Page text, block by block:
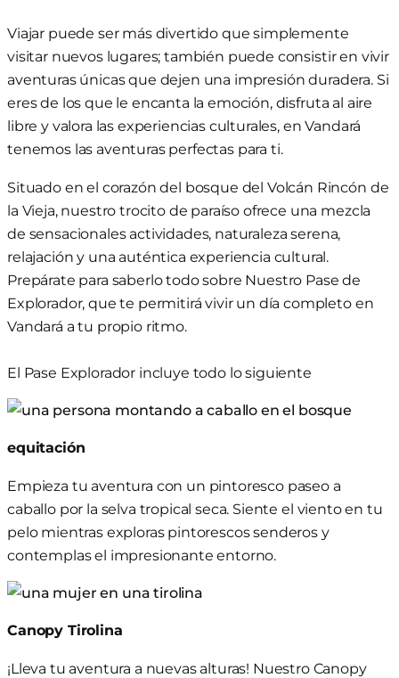
Viajar puede ser más divertido que simplemente
visitar nuevos lugares;también puede consistir en vivir
aventuras únicas que dejen una impresión duradera. Si
eres de los que le encanta la emoción, disfruta al aire
libre y valora las experiencias culturales, en Vandará
tenemos las aventuras perfectas para ti.
Situado en el corazón del bosque del Volcán Rincón de
la Vieja, nuestro trocito de paraíso ofrece una mezcla
de sensacionalesactividades, naturaleza serena,
relajación y una auténtica experiencia cultural.
Prepárate para saberlo todo sobre Nuestro Pase de
Explorador, que te permitirá vivir un día completo en
Vandará atu propioritmo.
El Pase Explorador incluye todo lo siguiente
equitación
Empieza tu aventura con un pintoresco paseo a
caballo por la selva tropical seca. Siente el viento en tu
pelo mientras exploras pintorescos senderos y
contemplas el impresionante entorno.
Canopy Tirolina
¡Lleva tu aventura a nuevas alturas! Nuestro Canopy